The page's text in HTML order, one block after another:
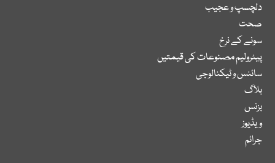
دلچسپ و عجیب
صحت
سونے کے نرخ
پیٹرولیم مصنوعات کی قیمتیں
سائنس و ٹیکنالوجی
بلاگ
بزنس
ویڈیوز
جرائم